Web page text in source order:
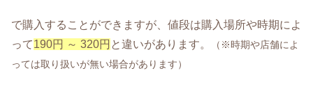
で購入することができますが、値段は購入場所や時期によ
って190円 ～ 320円 と違いがあります。
（※時期や店舗によ
っては取り扱いが無い場合があります）